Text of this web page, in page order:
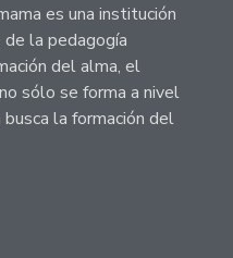
es una institución
la pedagogía
del alma, el
sólo se forma a nivel
la formación del